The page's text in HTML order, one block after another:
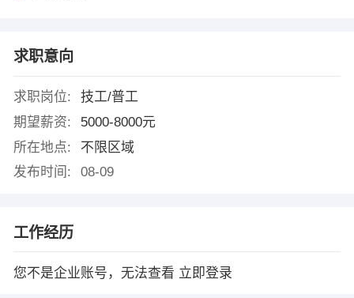
求职意向
求职岗位:
技工/普工
期望薪资:
5000-8000元
所在地点:
不限区域
发布时间:
08-09
工作经历
您不是企业账号，无法查看 立即登录